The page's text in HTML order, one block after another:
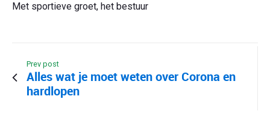
Met sportieve groet, het bestuur
Prev post
Alles wat je moet weten over Corona en
hardlopen